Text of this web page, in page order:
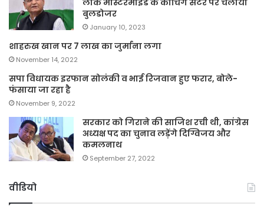
बुलडोजर
January 10, 2023
शाहरुख खान पर 7 लाख का जुर्माना लगा
November 14, 2022
सपा विधायक इरफान सोलंकी व भाई रिजवान हुए फरार, बोले-
फंसाया जा रहा है
November 9, 2022
सरकार को गिराने की साजिश रची थी, कांग्रेस
अध्यक्ष पद का चुनाव लड़ेंगे दिग्विजय और
कमलनाथ
September 27, 2022
वीडियो